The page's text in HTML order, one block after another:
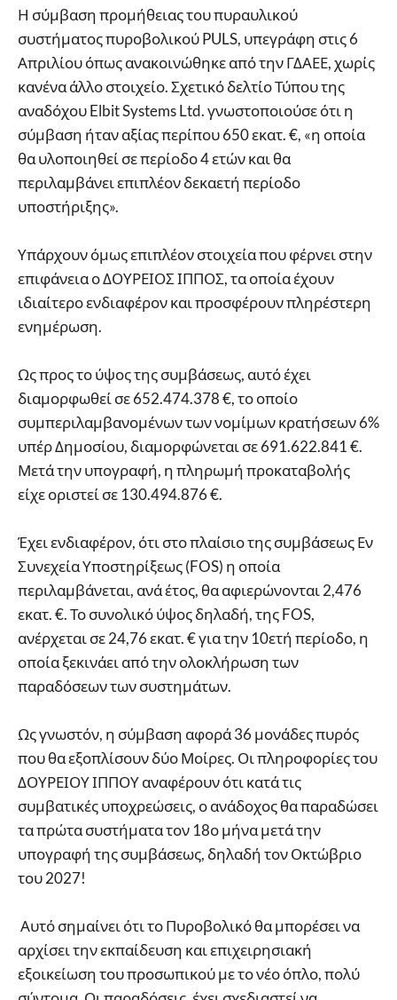
Η σύμβαση προμήθειας του πυραυλικού
συστήματος πυροβολικού PULS, υπεγράφη στις 6
Απριλίου όπως ανακοινώθηκε από την ΓΔΑΕΕ, χωρίς
κανένα άλλο στοιχείο. Σχετικό δελτίο Τύπου της
αναδόχου Elbit Systems Ltd. γνωστοποιούσε ότι η
σύμβαση ήταν αξίας περίπου 650 εκατ. €, «η οποία
θα υλοποιηθεί σε περίοδο 4 ετών και θα
περιλαμβάνει επιπλέον δεκαετή περίοδο
υποστήριξης».
Υπάρχουν όμως επιπλέον στοιχεία που φέρνει στην
επιφάνεια ο ΔΟΥΡΕΙΟΣ ΙΠΠΟΣ, τα οποία έχουν
ιδιαίτερο ενδιαφέρον και προσφέρουν πληρέστερη
ενημέρωση.
Ως προς το ύψος της συμβάσεως, αυτό έχει
διαμορφωθεί σε 652.474.378 €, το οποίο
συμπεριλαμβανομένων των νομίμων κρατήσεων 6%
υπέρ Δημοσίου, διαμορφώνεται σε 691.622.841 €.
Μετά την υπογραφή, η πληρωμή προκαταβολής
είχε οριστεί σε 130.494.876 €.
Έχει ενδιαφέρον, ότι στο πλαίσιο της συμβάσεως Εν
Συνεχεία Υποστηρίξεως (FOS) η οποία
περιλαμβάνεται, ανά έτος, θα αφιερώνονται 2,476
εκατ. €. Το συνολικό ύψος δηλαδή, της FOS,
ανέρχεται σε 24,76 εκατ. € για την 10ετή περίοδο, η
οποία ξεκινάει από την ολοκλήρωση των
παραδόσεων των συστημάτων.
Ως γνωστόν, η σύμβαση αφορά 36 μονάδες πυρός
που θα εξοπλίσουν δύο Μοίρες. Οι πληροφορίες του
ΔΟΥΡΕΙΟΥ ΙΠΠΟΥ αναφέρουν ότι κατά τις
συμβατικές υποχρεώσεις, ο ανάδοχος θα παραδώσει
τα πρώτα συστήματα τον 18ο μήνα μετά την
υπογραφή της συμβάσεως, δηλαδή τον Οκτώβριο
του 2027!
Αυτό σημαίνει ότι το Πυροβολικό θα μπορέσει να
αρχίσει την εκπαίδευση και επιχειρησιακή
εξοικείωση του προσωπικού με το νέο όπλο, πολύ